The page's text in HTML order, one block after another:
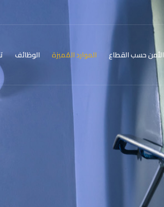
الوظائف الموارد المُميزة الأمن حسب القطاع